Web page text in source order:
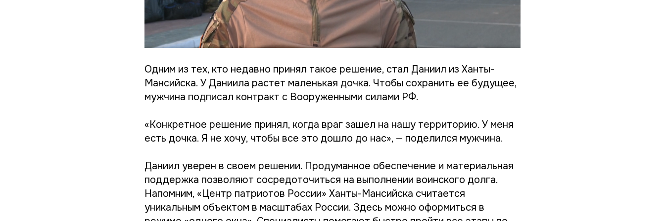
Одним из тех, кто недавно принял такое решение, стал Даниил из Ханты-
Мансийска. У Даниила растет маленькая дочка. Чтобы сохранить ее будущее,
мужчина подписал контракт с Вооруженными силами РФ.
«Конкретное решение принял, когда враг зашел на нашу территорию. У меня
есть дочка. Я не хочу, чтобы все это дошло до нас», — поделился мужчина.
Даниил уверен в своем решении. Продуманное обеспечение и материальная
поддержка позволяют сосредоточиться на выполнении воинского долга.
Напомним, «Центр патриотов России» Ханты-Мансийска считается
уникальным объектом в масштабах России. Здесь можно оформиться в